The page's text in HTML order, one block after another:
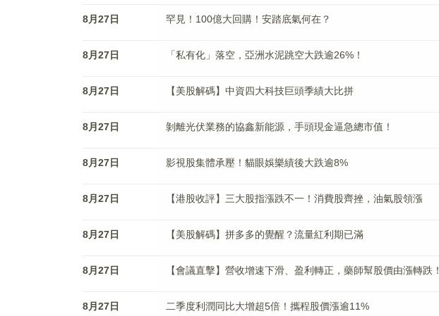
8月27日 罕見！100億大回購！安踏底氣何在？
8月27日 「私有化」落空，亞洲水泥跳空大跌逾26%！
8月27日 【美股解碼】中資四大科技巨頭季績大比拼
8月27日 剝離光伏業務的協鑫新能源，手頭現金逼急總市值！
8月27日 影視股集體承壓！貓眼娛樂績後大跌逾8%
8月27日 【港股收評】三大股指漲跌不一！消費股齊挫，油氣股領漲
8月27日 【美股解碼】拼多多的覺醒？流量紅利期已滿
8月27日 【會議直擊】營收增速下滑、盈利轉正，藥師幫股價由漲轉跌！
8月27日 二季度利潤同比大增超5倍！攜程股價漲逾11%